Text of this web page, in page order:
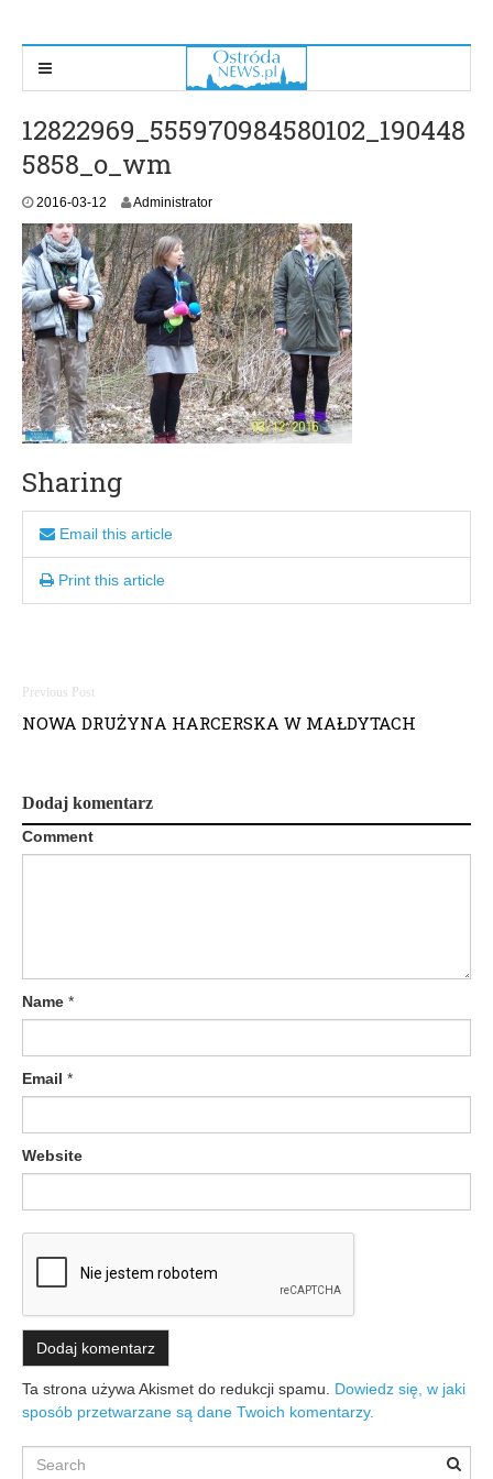
12822969_555970984580102_190448
5858_o_wm
2016-03-12 Administrator
Sharing
Email this article
Print this article
Nawigacja
wpisu
NOWA DRUŻYNA HARCERSKA W MAŁDYTACH
Dodaj komentarz
Comment
Name *
Email *
Website
Ta strona używa Akismet do redukcji spamu. Dowiedz się, w jaki
sposób przetwarzane są dane Twoich komentarzy.
Search